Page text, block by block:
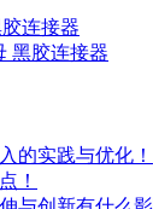
黑胶连接器
的实践与优化！
！